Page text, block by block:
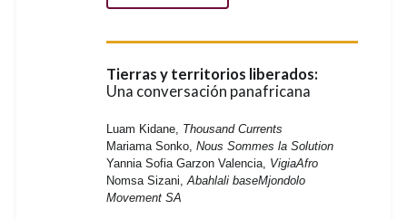
Tierras y territorios liberados:
Una conversación panafricana
Luam Kidane, Thousand Currents
Mariama Sonko, Nous Sommes la Solution
Yannia Sofia Garzon Valencia, VigiaAfro
Nomsa Sizani, Abahlali baseMjondolo
Movement SA